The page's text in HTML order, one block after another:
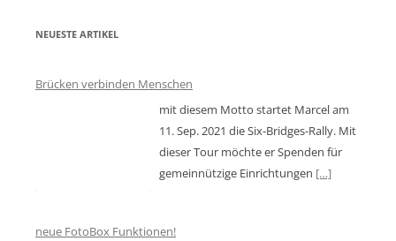
NEUESTE ARTIKEL
Brücken verbinden Menschen
mit diesem Motto startet Marcel am
11. Sep. 2021 die Six-Bridges-Rally. Mit
dieser Tour möchte er Spenden für
gemeinnützige Einrichtungen […]
neue FotoBox Funktionen!